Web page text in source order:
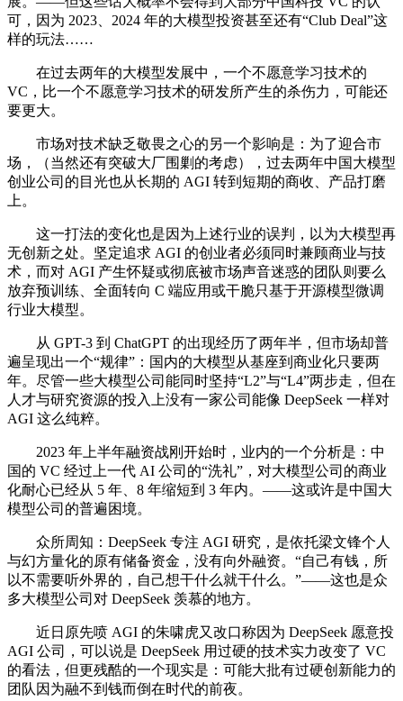
可，因为 2023、2024 年的大模型投资甚至还有“Club Deal”这
样的玩法……
在过去两年的大模型发展中，一个不愿意学习技术的
VC，比一个不愿意学习技术的研发所产生的杀伤力，可能还
要更大。
市场对技术缺乏敬畏之心的另一个影响是：为了迎合市
场，（当然还有突破大厂围剿的考虑），过去两年中国大模型
创业公司的目光也从长期的 AGI 转到短期的商收、产品打磨
上。
这一打法的变化也是因为上述行业的误判，以为大模型再
无创新之处。坚定追求 AGI 的创业者必须同时兼顾商业与技
术，而对 AGI 产生怀疑或彻底被市场声音迷惑的团队则要么
放弃预训练、全面转向 C 端应用或干脆只基于开源模型微调
行业大模型。
从 GPT-3 到 ChatGPT 的出现经历了两年半，但市场却普
遍呈现出一个“规律”：国内的大模型从基座到商业化只要两
年。尽管一些大模型公司能同时坚持“L2”与“L4”两步走，但在
人才与研究资源的投入上没有一家公司能像 DeepSeek 一样对
AGI 这么纯粹。
2023 年上半年融资战刚开始时，业内的一个分析是：中
国的 VC 经过上一代 AI 公司的“洗礼”，对大模型公司的商业
化耐心已经从 5 年、8 年缩短到 3 年内。——这或许是中国大
模型公司的普遍困境。
众所周知：DeepSeek 专注 AGI 研究，是依托梁文锋个人
与幻方量化的原有储备资金，没有向外融资。“自己有钱，所
以不需要听外界的，自己想干什么就干什么。”——这也是众
多大模型公司对 DeepSeek 羡慕的地方。
近日原先喷 AGI 的朱啸虎又改口称因为 DeepSeek 愿意投
AGI 公司，可以说是 DeepSeek 用过硬的技术实力改变了 VC
的看法，但更残酷的一个现实是：可能大批有过硬创新能力的
团队因为融不到钱而倒在时代的前夜。